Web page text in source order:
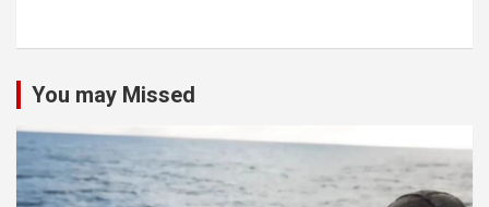
You may Missed